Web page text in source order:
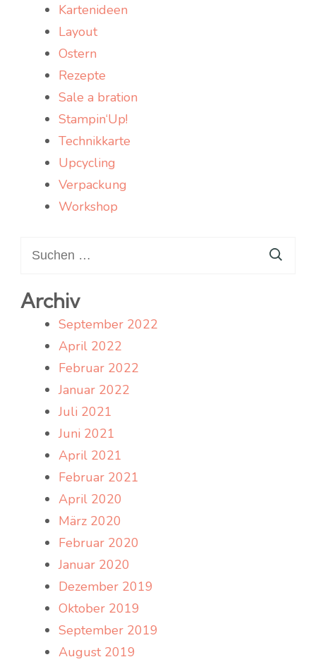
Kartenideen
Layout
Ostern
Rezepte
Sale a bration
Stampin‘Up!
Technikkarte
Upcycling
Verpackung
Workshop
nach:
Archiv
September 2022
April 2022
Februar 2022
Januar 2022
Juli 2021
Juni 2021
April 2021
Februar 2021
April 2020
März 2020
Februar 2020
Januar 2020
Dezember 2019
Oktober 2019
September 2019
August 2019